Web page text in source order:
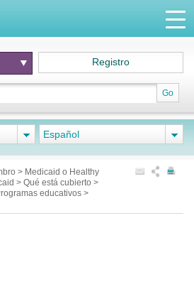
Go
Registro
Español
> Medicaid o Healthy
> Qué está cubierto >
educativos >